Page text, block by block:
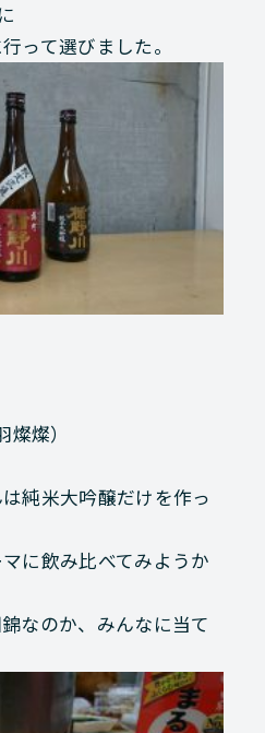
って選びました。
燦）
純米大吟醸だけを作っ
に飲み比べてみようか
なのか、みんなに当て